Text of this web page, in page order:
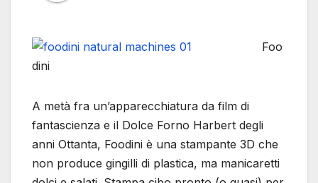
Foo
dini
A metà fra un’apparecchiatura da film di
fantascienza e il Dolce Forno Harbert degli
anni Ottanta, Foodini è una stampante 3D che
non produce gingilli di plastica, ma manicaretti